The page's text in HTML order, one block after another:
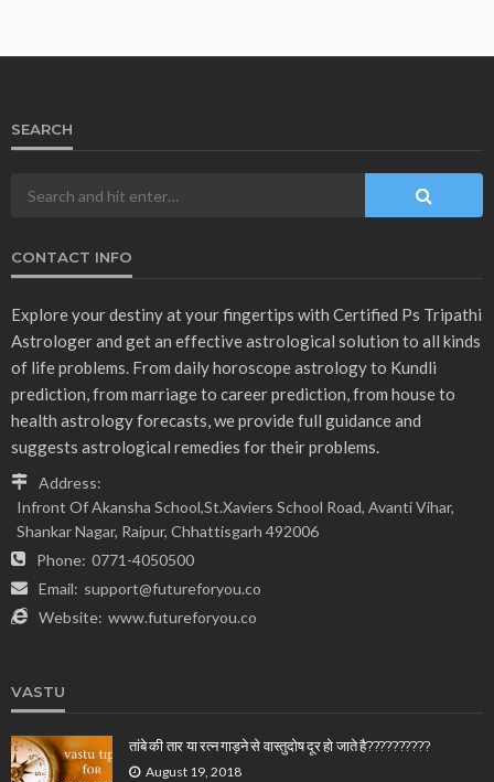
SEARCH
CONTACT INFO
Explore your destiny at your fingertips with Certified Ps Tripathi
Astrologer and get an effective astrological solution to all kinds
of life problems. From daily horoscope astrology to Kundli
prediction, from marriage to career prediction, from house to
health astrology forecasts, we provide full guidance and
suggests astrological remedies for their problems.
Address:
Infront Of Akansha School,St.Xaviers School Road, Avanti Vihar,
Shankar Nagar, Raipur, Chhattisgarh 492006
Phone: 0771-4050500
Email: support@futureforyou.co
Website: www.futureforyou.co
VASTU
तांबे की तार या रत्न गाड़ने से वास्तुदोष दूर हो जाते है??????????
August 19, 2018